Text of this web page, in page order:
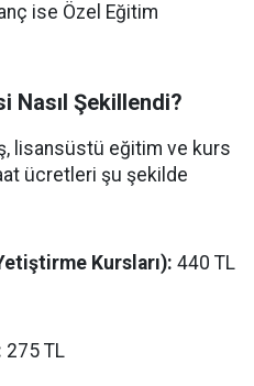
ise Özel Eğitim
Nasıl Şekillendi?
lisansüstü eğitim ve kurs
ücretleri şu şekilde
Kursları): 440 TL
275 TL